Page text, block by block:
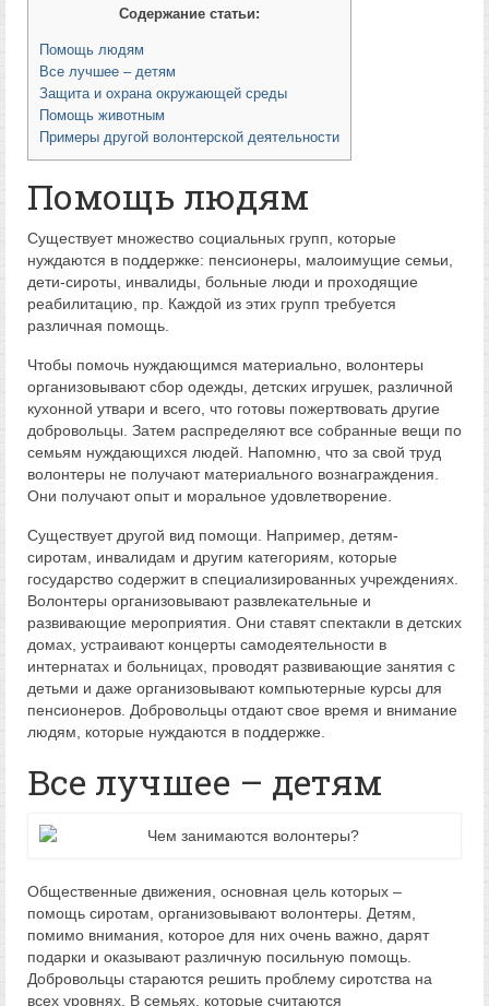
Содержание статьи:
Помощь людям
Все лучшее – детям
Защита и охрана окружающей среды
Помощь животным
Примеры другой волонтерской деятельности
Помощь людям
Существует множество социальных групп, которые
нуждаются в поддержке: пенсионеры, малоимущие семьи,
дети-сироты, инвалиды, больные люди и проходящие
реабилитацию, пр. Каждой из этих групп требуется
различная помощь.
Чтобы помочь нуждающимся материально, волонтеры
организовывают сбор одежды, детских игрушек, различной
кухонной утвари и всего, что готовы пожертвовать другие
добровольцы. Затем распределяют все собранные вещи по
семьям нуждающихся людей. Напомню, что за свой труд
волонтеры не получают материального вознаграждения.
Они получают опыт и моральное удовлетворение.
Существует другой вид помощи. Например, детям-
сиротам, инвалидам и другим категориям, которые
государство содержит в специализированных учреждениях.
Волонтеры организовывают развлекательные и
развивающие мероприятия. Они ставят спектакли в детских
домах, устраивают концерты самодеятельности в
интернатах и больницах, проводят развивающие занятия с
детьми и даже организовывают компьютерные курсы для
пенсионеров. Добровольцы отдают свое время и внимание
людям, которые нуждаются в поддержке.
Все лучшее – детям
Общественные движения, основная цель которых –
помощь сиротам, организовывают волонтеры. Детям,
помимо внимания, которое для них очень важно, дарят
подарки и оказывают различную посильную помощь.
Добровольцы стараются решить проблему сиротства на
всех уровнях. В семьях, которые считаются